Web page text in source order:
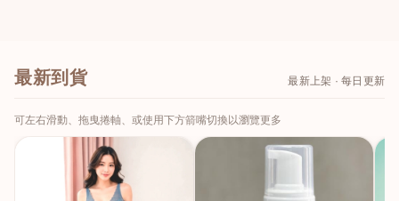
最新到貨 最新上架 · 每日更新
可左右滑動、拖曳捲軸、或使用下方箭嘴切換以瀏覽更多